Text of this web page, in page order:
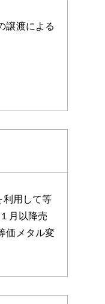
譲渡による
利用して等
月以降売
価メタル変